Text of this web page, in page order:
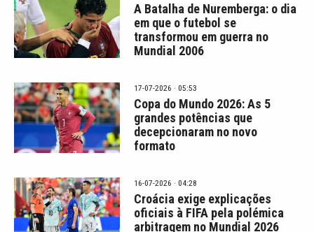
A Batalha de Nuremberga: o dia
em que o futebol se
transformou em guerra no
Mundial 2006
17-07-2026 · 05:53
Copa do Mundo 2026: As 5
grandes potências que
decepcionaram no novo
formato
16-07-2026 · 04:28
Croácia exige explicações
oficiais à FIFA pela polémica
arbitragem no Mundial 2026